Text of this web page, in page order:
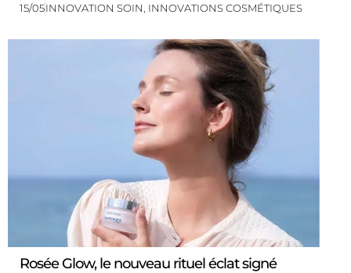
15/05INNOVATION SOIN INNOVATIONS COSMÉTIQUES
Rosée Glow, le nouveau rituel éclat signé